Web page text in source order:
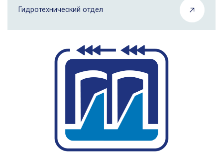
Гидротехнический отдел